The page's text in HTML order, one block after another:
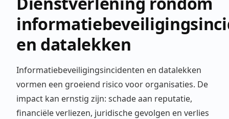
en datalekken
Informatiebeveiligingsincidenten en datalekken
vormen een groeiend risico voor organisaties. De
impact kan ernstig zijn: schade aan reputatie,
financiële verliezen, juridische gevolgen en verlies